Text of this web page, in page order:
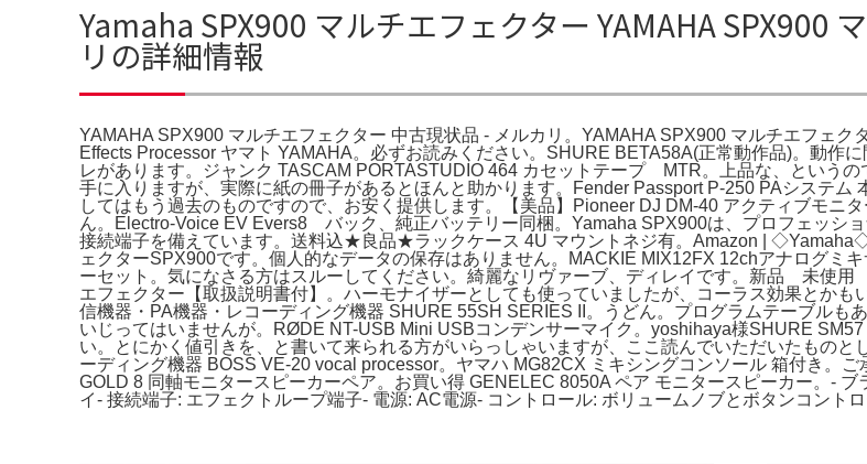
Yamaha SPX900 マルチエフェクター YAMAHA SPX900
リの詳細情報
YAMAHA SPX900 マルチエフェクター 中古現状品 - メルカリ。YAMAHA SPX900 マルチエフェ
Effects Processor ヤマト YAMAHA。必ずお読みください。SHURE BETA58A(正常動作品)。動作
レがあります。ジャンク TASCAM PORTASTUDIO 464 カセットテープ MTR。上品な、という
手に入りますが、実際に紙の冊子があるとほんと助かります。Fender Passport P-250 PAシステム
してはもう過去のものですので、お安く提供します。【美品】Pioneer DJ DM-40 アクティブモニ
ん。Electro-Voice EV Evers8 バック、純正バッテリー同梱。Yamaha SPX900は、プロフェッシ
接続端子を備えています。送料込★良品★ラックケース 4U マウントネジ有。Amazon |
ェクターSPX900です。個人的なデータの保存はありません。MACKIE MIX12FX 12chアナログミ
ーセット。気になさる方はスルーしてください。綺麗なリヴァーブ、ディレイです。新品 未使
エフェクター【取扱説明書付】。ハーモナイザーとしても使っていましたが、コーラス効果とか
信機器・PA機器・レコーディング機器 SHURE 55SH SERIES II。うどん。プログラムテーブルも
いじってはいませんが。RØDE NT-USB Mini USBコンデンサーマイク。yoshihaya様SHURE
い。とにかく値引きを、と書いて来られる方がいらっしゃいますが、ここ読んでいただいたもの
ーディング機器 BOSS VE-20 vocal processor。ヤマハ MG82CX ミキシングコンソール 箱付き。
GOLD 8 同軸モニタースピーカーペア。お買い得 GENELEC 8050A ペア モニタースピーカー。-
イ- 接続端子: エフェクトループ端子- 電源: AC電源- コントロール: ボリュームノブとボタンコント